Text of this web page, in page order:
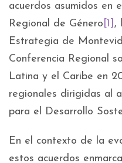
acuerdos asumidos en
Regional de Género [1] ,
Estrategia de
Conferencia Regional
Latina y el Caribe en
regionales dirigidas al
para el Desarrollo
En el contexto de la
estos acuerdos